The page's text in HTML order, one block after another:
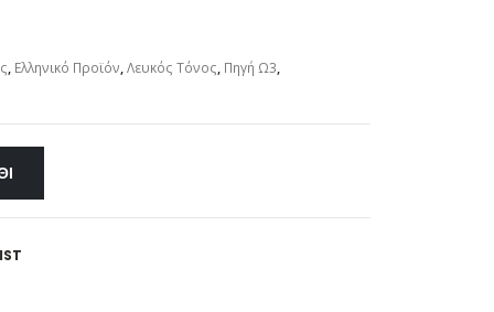
, Ελληνικό Προϊόν,Λευκός Τόνος, Πηγή Ω3,